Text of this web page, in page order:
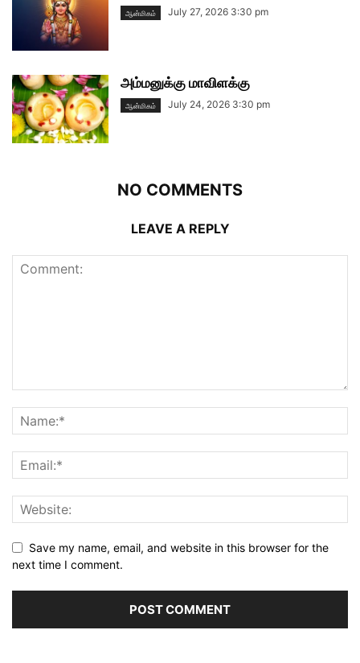
ஆன்மிகம் July 27, 2026 3:30 pm
அம்மனுக்கு மாவிளக்கு
ஆன்மிகம் July 24, 2026 3:30 pm
NO COMMENTS
LEAVE A REPLY
Save my name, email, and website in this browser for the
next time I comment.